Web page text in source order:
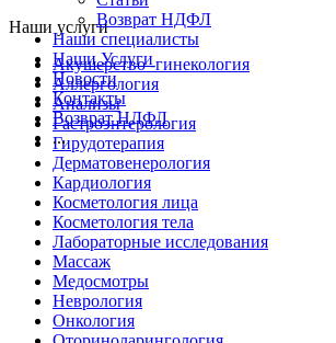
Возврат НДФЛ
Наши специалисты
Наши Услуги
Новости
Контакты
Возврат НДФЛ
...
Наши услуги
Акушерство -гинекология
Аллергология
Анализы
Гастроэнтерология
Гирудотерапия
Дерматовенерология
Кардиология
Косметология лица
Косметология тела
Лабораторные исследования
Массаж
Медосмотры
Неврология
Онкология